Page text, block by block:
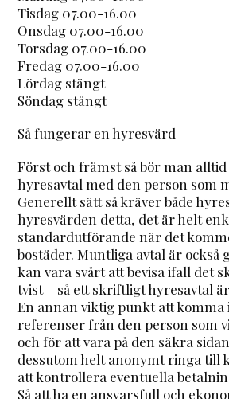
Tisdag 07.00-16.00
Onsdag 07.00-16.00
Torsdag 07.00-16.00
Fredag 07.00-16.00
Lördag stängt
Söndag stängt
Så fungerar en hyresvärd
Först och främst så bör man
hyresavtal med den person som
Generellt sätt så kräver både
hyresvärden detta, det är helt
standardutförande när det
bostäder. Muntliga avtal är också
kan vara svårt att bevisa ifall det
tvist – så ett skriftligt hyresavtal
En annan viktig punkt att komma
referenser från den person som
och för att vara på den säkra
dessutom helt anonymt ringa till
att kontrollera eventuella
Så att ha en ansvarsfull och